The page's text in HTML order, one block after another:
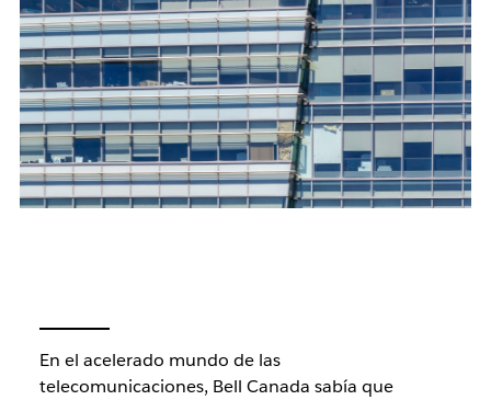
En el acelerado mundo de las
telecomunicaciones, Bell Canada sabía que